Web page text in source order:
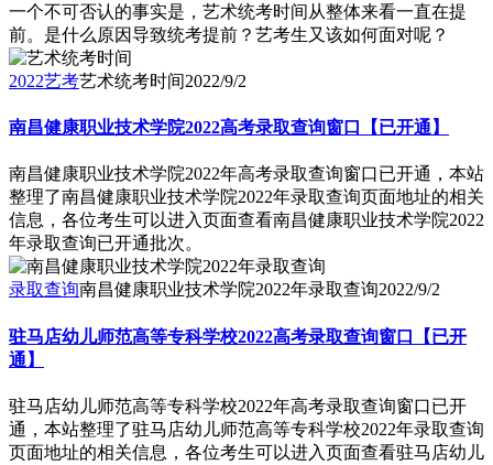
一个不可否认的事实是，艺术统考时间从整体来看一直在提
前。是什么原因导致统考提前？艺考生又该如何面对呢？
2022艺考艺术统考时间2022/9/2
南昌健康职业技术学院2022高考录取查询窗口【已开通】
南昌健康职业技术学院2022年高考录取查询窗口已开通，本站
整理了南昌健康职业技术学院2022年录取查询页面地址的相关
信息，各位考生可以进入页面查看南昌健康职业技术学院2022
年录取查询已开通批次。
录取查询南昌健康职业技术学院2022年录取查询2022/9/2
驻马店幼儿师范高等专科学校2022高考录取查询窗口【已开
通】
驻马店幼儿师范高等专科学校2022年高考录取查询窗口已开
通，本站整理了驻马店幼儿师范高等专科学校2022年录取查询
页面地址的相关信息，各位考生可以进入页面查看驻马店幼儿